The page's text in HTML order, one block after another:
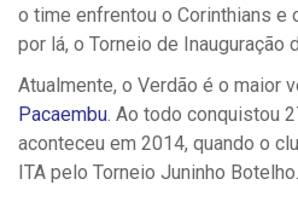
o time enfrentou o Corinthians
por lá, o Torneio de Inauguração
Atualmente, o Verdão é o maior
Pacaembu. Ao todo conquistou
aconteceu em 2014, quando o
ITA pelo Torneio Juninho Botelho.